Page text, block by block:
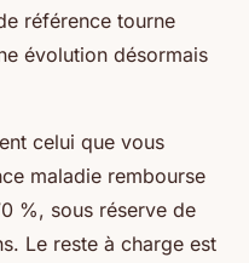
référence tourne
évolution désormais
celui que vous
maladie rembourse
%, sous réserve de
Le reste à charge est